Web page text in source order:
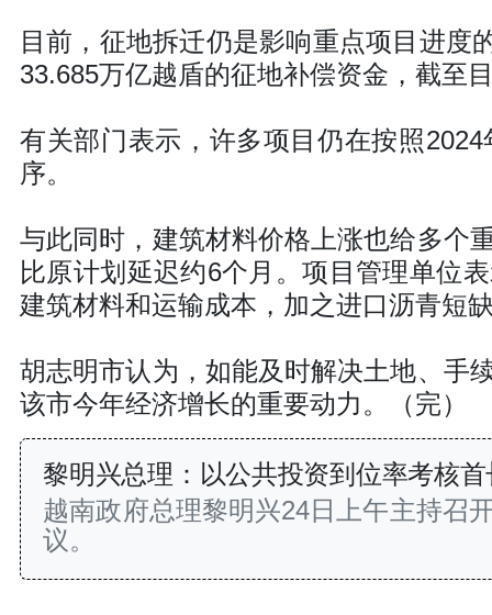
目前，征地拆迁仍是影响重点项目进度
33.685万亿越盾的征地补偿资金，截至
有关部门表示，许多项目仍在按照
序。
与此同时，建筑材料价格上涨也给多个
比原计划延迟约6个月。项目管理单位
建筑材料和运输成本，加之进口沥青短
胡志明市认为，如能及时解决土地、手
该市今年经济增长的重要动力。（完）
黎明兴总理：以公共投资到位率考核
越南政府总理黎明兴24日上午主持召
议。